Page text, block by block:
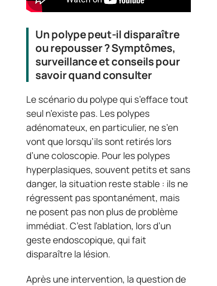
Un polype peut-il disparaître
ou repousser ? Symptômes,
surveillance et conseils pour
savoir quand consulter
Le scénario du polype qui s’efface tout
seul n’existe pas. Les polypes
adénomateux, en particulier, ne s’en
vont que lorsqu’ils sont retirés lors
d’une coloscopie. Pour les polypes
hyperplasiques, souvent petits et sans
danger, la situation reste stable : ils ne
régressent pas spontanément, mais
ne posent pas non plus de problème
immédiat. C’est l’ablation, lors d’un
geste endoscopique, qui fait
disparaître la lésion.
Après une intervention, la question de